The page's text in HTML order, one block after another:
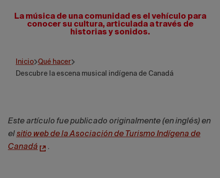
La música de una comunidad es el vehículo para
conocer su cultura, articulada a través de
historias y sonidos.
Inicio
Qué hacer
Descubre la escena musical indígena de Canadá
Este artículo fue publicado originalmente (en inglés) en
el sitio web de la Asociación de Turismo Indígena de
Canadá
.